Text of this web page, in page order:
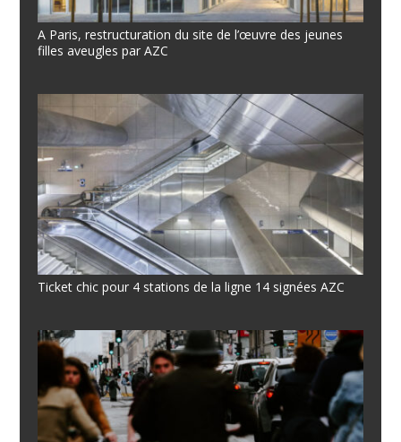
A Paris, restructuration du site de l’œuvre des jeunes
filles aveugles par AZC
Ticket chic pour 4 stations de la ligne 14 signées AZC